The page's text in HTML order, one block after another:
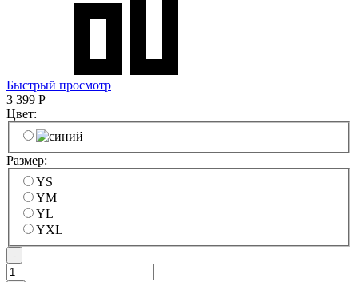
Быстрый просмотр
3 399 Р
Цвет:
Размер:
YS
YM
YL
YXL
-